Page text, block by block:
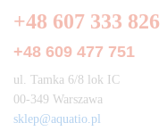
+48 607 333 826
+48 609 477 751
ul. Tamka 6/8 lok IC
00-349 Warszawa
sklep@aquatio.pl